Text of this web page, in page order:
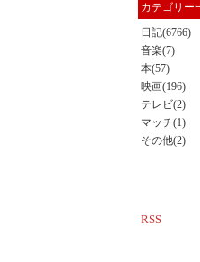
カテゴリー
日記(6766)
音楽(7)
本(57)
映画(196)
テレビ(2)
マッチ(1)
その他(2)
RSS